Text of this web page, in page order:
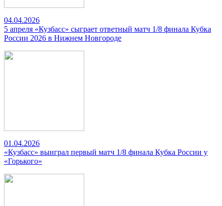
04.04.2026
5 апреля «Кузбасс» сыграет ответный матч 1/8 финала Кубка
России 2026 в Нижнем Новгороде
01.04.2026
«Кузбасс» выиграл первый матч 1/8 финала Кубка России у
«Горького»